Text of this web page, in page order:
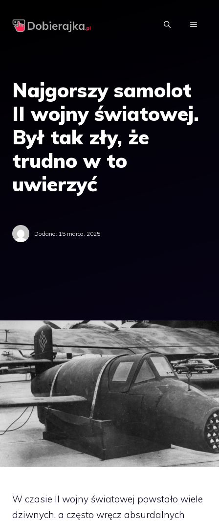
MENU
Najgorszy samolot
II wojny światowej.
Był tak zły, że
trudno w to
uwierzyć
Dodano: 15 marca, 2025
W czasie II wojny światowej powstało wiele
dziwnych, a często wręcz absurdalnych